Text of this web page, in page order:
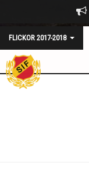
FLICKOR 2017-2018
HEM